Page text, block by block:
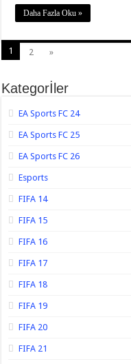
Daha Fazla Oku »
1 2 »
Kategorİler
EA Sports FC 24
EA Sports FC 25
EA Sports FC 26
Esports
FIFA 14
FIFA 15
FIFA 16
FIFA 17
FIFA 18
FIFA 19
FIFA 20
FIFA 21